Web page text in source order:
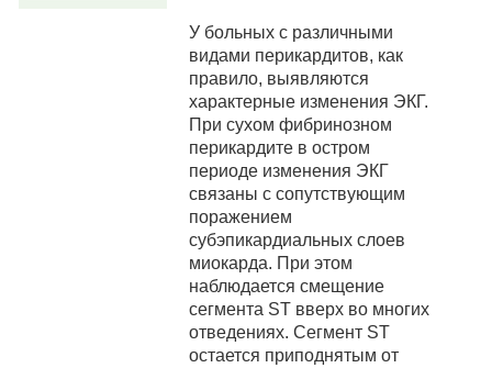
У больных с различными
видами перикардитов, как
правило, выявляются
характерные изменения ЭКГ.
При сухом фибринозном
перикардите в остром
периоде изменения ЭКГ
связаны с сопутствующим
поражением
субэпикардиальных слоев
миокарда. При этом
наблюдается смещение
сегмента ST вверх во многих
отведениях. Сегмент ST
остается приподнятым от